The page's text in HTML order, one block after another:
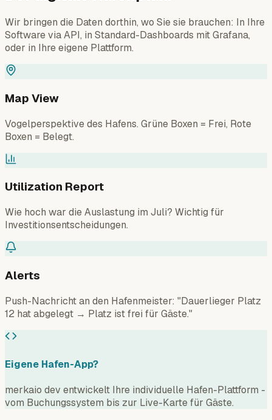
Wir bringen die Daten dorthin, wo Sie sie brauchen: In Ihre
Software via API, in Standard-Dashboards mit Grafana,
oder in Ihre eigene Plattform.
Map View
Vogelperspektive des Hafens. Grüne Boxen = Frei, Rote
Boxen = Belegt.
Utilization Report
Wie hoch war die Auslastung im Juli? Wichtig für
Investitionsentscheidungen.
Alerts
Push-Nachricht an den Hafenmeister: "Dauerlieger Platz
12 hat abgelegt → Platz ist frei für Gäste."
Eigene Hafen-App?
merkaio dev entwickelt Ihre individuelle Hafen-Plattform -
vom Buchungssystem bis zur Live-Karte für Gäste.